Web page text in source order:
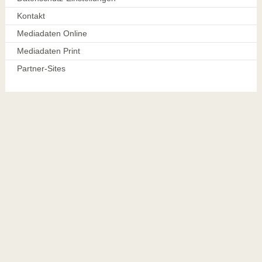
Kontakt
Mediadaten Online
Mediadaten Print
Partner-Sites